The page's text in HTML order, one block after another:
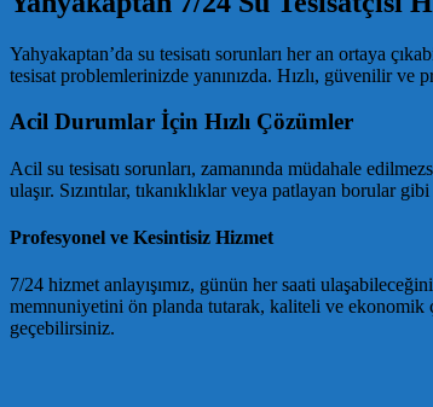
Yahyakaptan’da su tesisatı sorunları her an ortaya
tesisat problemlerinizde yanınızda. Hızlı, güvenilir ve
Acil Durumlar İçin Hızlı Çözümler
Acil su tesisatı sorunları, zamanında müdahale
ulaşır. Sızıntılar, tıkanıklıklar veya patlayan borular
Profesyonel ve Kesintisiz Hizmet
7/24 hizmet anlayışımız, günün her saati
memnuniyetini ön planda tutarak, kaliteli ve ekonomik
geçebilirsiniz.